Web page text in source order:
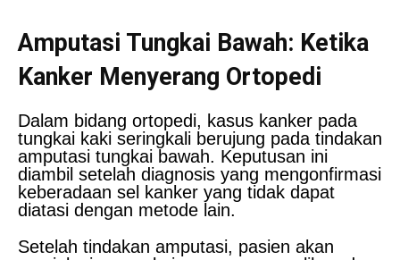
Amputasi Tungkai Bawah: Ketika
Kanker Menyerang Ortopedi
Dalam bidang ortopedi, kasus kanker pada
tungkai kaki seringkali berujung pada tindakan
amputasi tungkai bawah. Keputusan ini
diambil setelah diagnosis yang mengonfirmasi
keberadaan sel kanker yang tidak dapat
diatasi dengan metode lain.
Setelah tindakan amputasi, pasien akan